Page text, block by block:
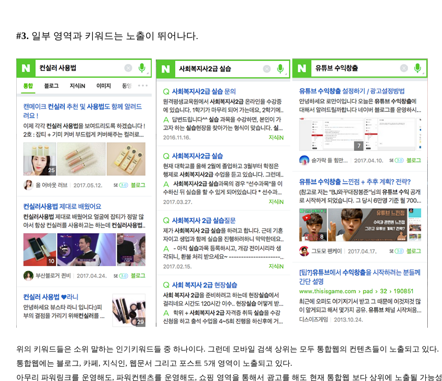
#3. 일부 영역과 키워드는 노출이 뛰어나다.
위의 키워드들은 소위 말하는 인기키워드들 중 하나이다. 그런데 모바일 검색 상위는 모두 통합웹의 컨텐츠들이 노출되고 있다.
통합웹에는 블로그, 카페, 지식인, 웹문서 그리고 포스트 5개 영역이 노출되고 있다.
아무리 파워링크를 운영해도, 파워컨텐츠를 운영해도, 쇼핑 영역을 통해서 광고를 해도 현재 통합웹 보다 상위에 노출될 가능성